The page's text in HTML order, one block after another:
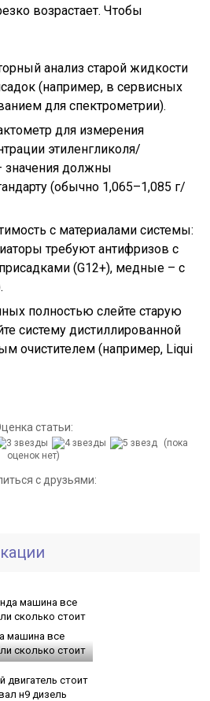
возрастает. Чтобы
анализ старой жидкости
(например, в сервисных
для спектрометрии).
для измерения
этиленгликоля/
значения должны
(обычно 1,065–1,085 г/
с материалами системы:
требуют антифризов с
(G12+), медные – с
полностью слейте старую
систему дистиллированной
очистителем (например, Liqui
статьи:
(пока
оценок нет)
с друзьями:
машина все
сколько стоит